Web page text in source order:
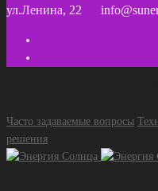
ул.Ленина, 22
Часто задаваемые вопросы
решения